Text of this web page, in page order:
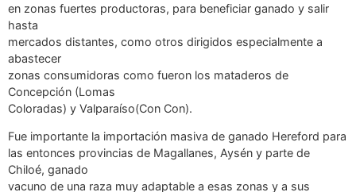
en zonas fuertes productoras, para beneficiar ganado y salir
hasta
mercados distantes, como otros dirigidos especialmente a
abastecer
zonas consumidoras como fueron los mataderos de
Concepción (Lomas
Coloradas) y Valparaíso(Con Con).
Fue importante la importación masiva de ganado Hereford para
las entonces provincias de Magallanes, Aysén y parte de
Chiloé, ganado
vacuno de una raza muy adaptable a esas zonas y a sus